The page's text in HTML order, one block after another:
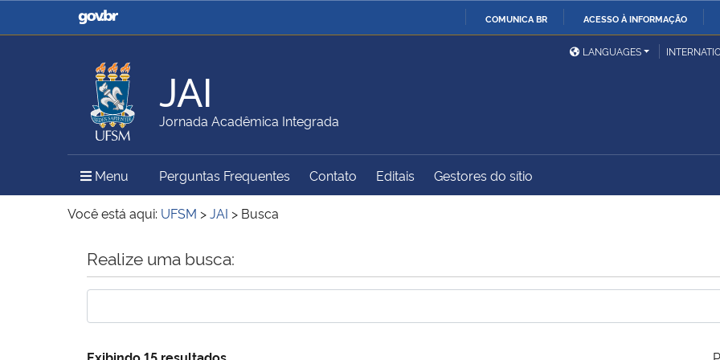
COMUNICA BR ACESSO À INFORMAÇÃO
Casa Civil
Ministério da Justiça e
Ministério da Defesa
Ministério das Relações
Exteriores
Ministério da Agricultura,
Pecuária e Abastecimento
Ministério do Meio Ambiente Ministério do Turismo
Ministério do
LANGUAGES
JAI
Jornada Acadêmica Integrada
Menu Menu Principal do Sítio
Perguntas Frequentes Contato Editais Gestores do sítio
Você está aqui: UFSM >JAI > Busca
Início do conteúdo
Realize uma busca:
Exibindo 15 resultados